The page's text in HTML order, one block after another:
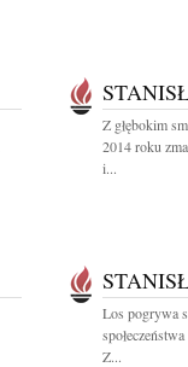
Z głębokim
2014 roku
i...
Los pogrywa
Z...